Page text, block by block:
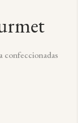
confeccionadas